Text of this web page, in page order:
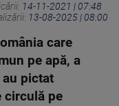
14-11-2021 | 07:48
13-08-2025 | 08:00
care
pe apă, a
pictat
circulă pe